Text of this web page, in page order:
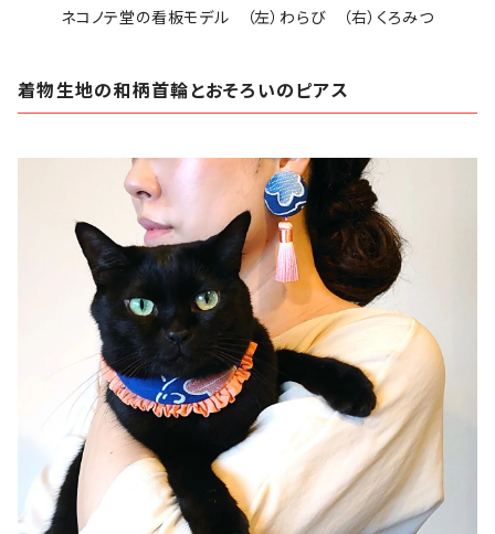
ネコノテ堂の看板モデル （左）わらび （右）くろみつ
着物生地の和柄首輪とおそろいのピアス